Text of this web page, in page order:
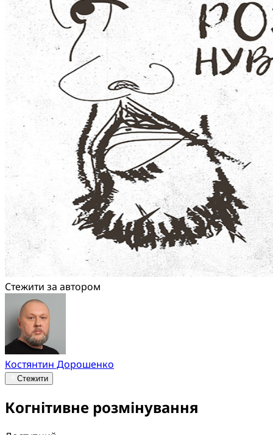
Стежити за автором
Костянтин Дорошенко
Стежити
Когнітивне розмінування